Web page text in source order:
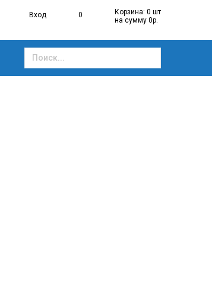
Вход 0
Корзина: 0 шт
на сумму 0р.